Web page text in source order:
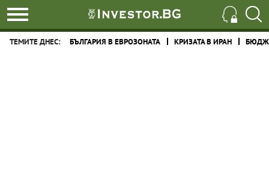
ТЕМИТЕ ДНЕС: БЪЛГАРИЯ В ЕВРОЗОНАТА КРИЗАТА В ИРАН